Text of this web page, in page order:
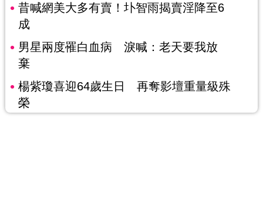
昔喊網美大多有賣！圤智雨揭賣淫降至6
成
男星兩度罹白血病 淚喊：老天要我放
棄
楊紫瓊喜迎64歲生日 再奪影壇重量級殊
榮